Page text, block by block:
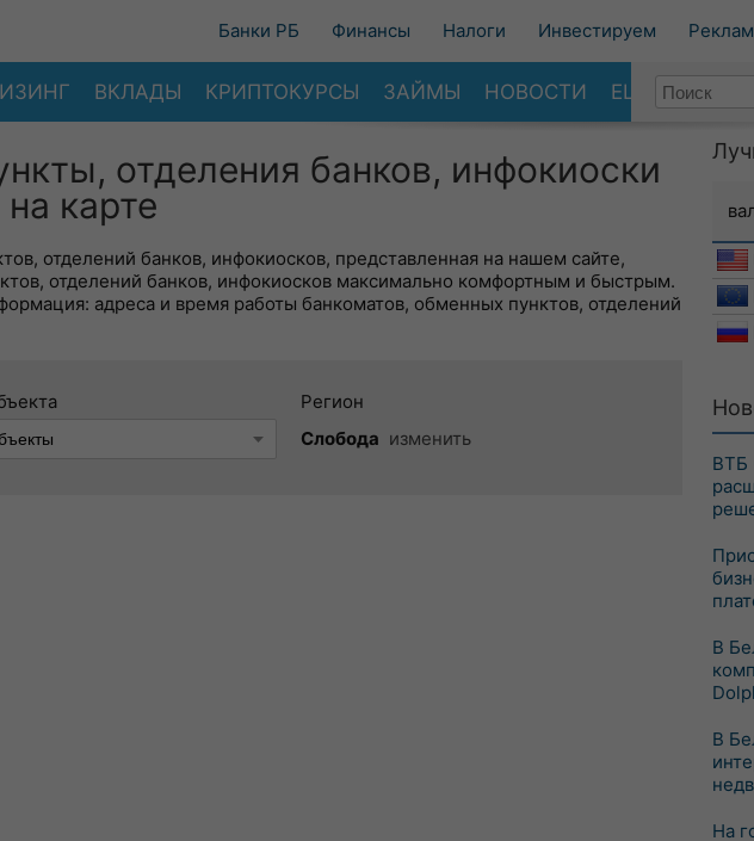
Банки РБ Финансы Налоги Инвестируем
ВКЛАДЫ КРИПТОКУРСЫ ЗАЙМЫ НОВОСТИ ЕЩЕ
отделения банков, инфокиоски
карте
отделений банков, инфокиосков, представленная на нашем сайте,
отделений банков, инфокиосков максимально комфортным и быстрым.
адреса и время работы банкоматов, обменных пунктов, отделений
Регион
Слобода изменить
ВТБ
В
В
На